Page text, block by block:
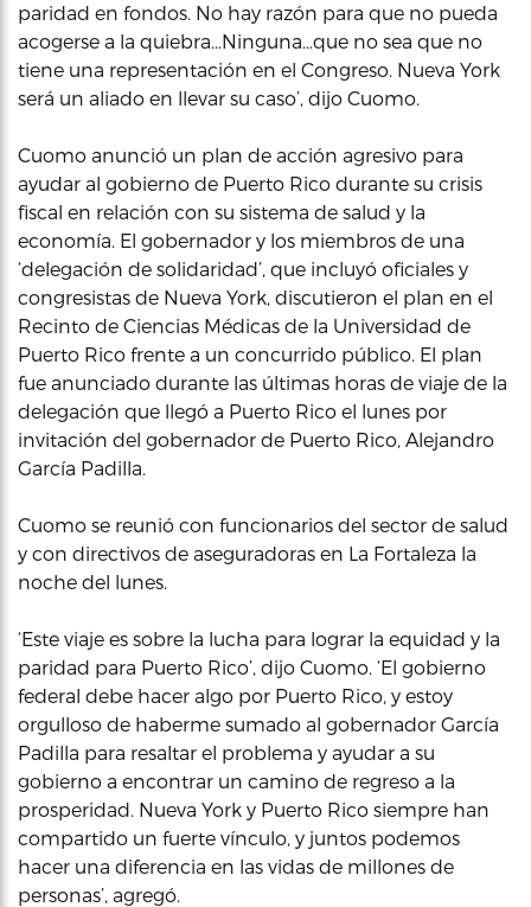
paridad en fondos. No hay razón para que no pueda
acogerse a la quiebra…Ninguna…que no sea que no
tiene una representación en el Congreso. Nueva York
será un aliado en llevar su caso’, dijo Cuomo.
Cuomo anunció un plan de acción agresivo para
ayudar al gobierno de Puerto Rico durante su crisis
fiscal en relación con su sistema de salud y la
economía. El gobernador y los miembros de una
‘delegación de solidaridad’, que incluyó oficiales y
congresistas de Nueva York, discutieron el plan en el
Recinto de Ciencias Médicas de la Universidad de
Puerto Rico frente a un concurrido público. El plan
fue anunciado durante las últimas horas de viaje de la
delegación que llegó a Puerto Rico el lunes por
invitación del gobernador de Puerto Rico, Alejandro
García Padilla.
Cuomo se reunió con funcionarios del sector de salud
y con directivos de aseguradoras en La Fortaleza la
noche del lunes.
‘Este viaje es sobre la lucha para lograr la equidad y la
paridad para Puerto Rico’, dijo Cuomo. ‘El gobierno
federal debe hacer algo por Puerto Rico, y estoy
orgulloso de haberme sumado al gobernador García
Padilla para resaltar el problema y ayudar a su
gobierno a encontrar un camino de regreso a la
prosperidad. Nueva York y Puerto Rico siempre han
compartido un fuerte vínculo, y juntos podemos
hacer una diferencia en las vidas de millones de
personas’, agregó.